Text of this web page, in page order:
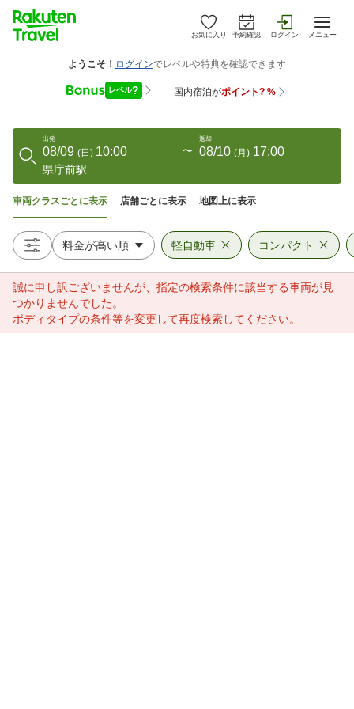
お気に入り 予約確認 ログイン メニュー
出発
08/09 (日) 10:00 〜
返却
08/10 (月 ) 17:00
県庁前駅
車両クラスごとに表示 店舗ごとに表示 地図上に表示
軽自動車 コンパクト
誠に申し訳ございませんが、指定の検索条件に該当する車両が見
つかりませんでした。
ボディタイプの条件等を変更して再度検索してください。